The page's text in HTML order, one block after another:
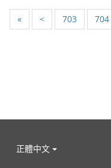
« < 703 704
正體中文